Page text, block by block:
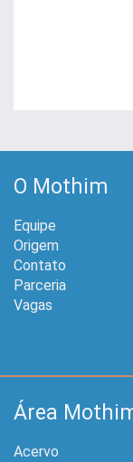
O Mothim
Equipe
Origem
Contato
Parceria
Vagas
Área
Acervo